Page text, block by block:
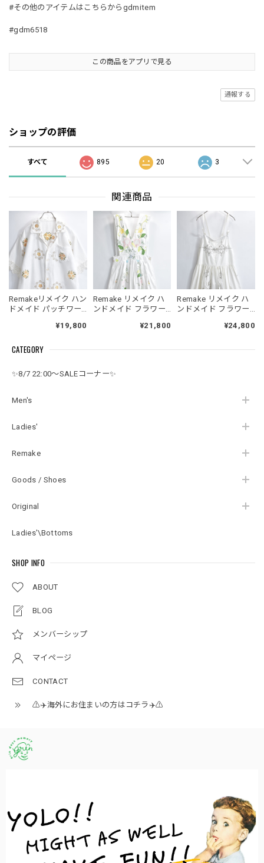
CATEGORY
✨8/7 22:00～SALEコーナー✨
Men's
Ladies'
Remake
Goods / Shoes
Original
Ladies'\Bottoms
SHOP INFO
ABOUT
BLOG
メンバーシップ
マイページ
CONTACT
⚠️✈️海外にお住まいの方はコチラ✈️⚠️
#その他のアイテムはこちらからgdmitem
#gdm6518
この商品をアプリで見る
通報する
ショップの評価
すべて 895 20 3
関連商品
Remakeリメイク ハン
ドメイド パッチワー
テッチ 刺繍 デザイン
ープンカラー シャツ
ト 再構築 メンズL～
相当 レディースXL相
¥19,800
Remake リメイク ハ
ンドメイド フラワー
ーク デザイン エプロ
スカ オールインワン
トン 花柄 レディース
フリーサイズ
¥21,800
Remake リメイク ハ
ンドメイド フラワー
エプロン ワンピース
ンスカ 再構築 ロング
¥24,800